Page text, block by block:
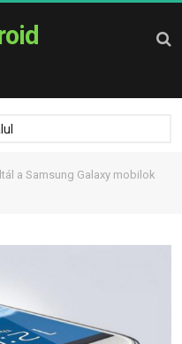
a Samsung Galaxy mobilok